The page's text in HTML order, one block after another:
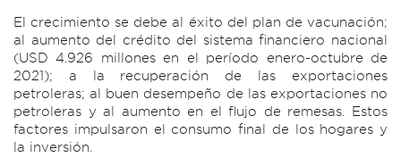
El crecimiento se debe al éxito del plan de vacunación;
al aumento del crédito del sistema financiero nacional
(USD 4.926 millones en el período enero-octubre de
2021); a la recuperación de las exportaciones
petroleras; al buen desempeño de las exportaciones no
petroleras y al aumento en el flujo de remesas. Estos
factores impulsaron el consumo final de los hogares y
la inversión.